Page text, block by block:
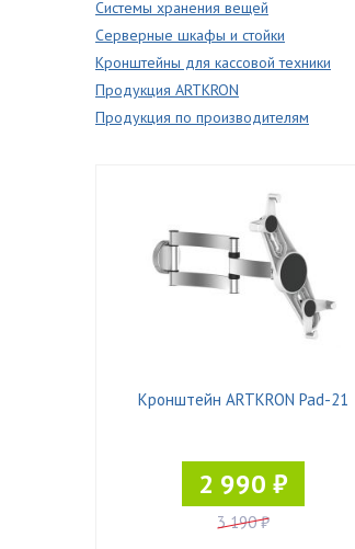
Системы хранения вещей
Серверные шкафы и стойки
Кронштейны для кассовой техники
Продукция ARTKRON
Продукция по производителям
Кронштейн ARTKRON Pad-21
2 990 ₽
3 190 ₽